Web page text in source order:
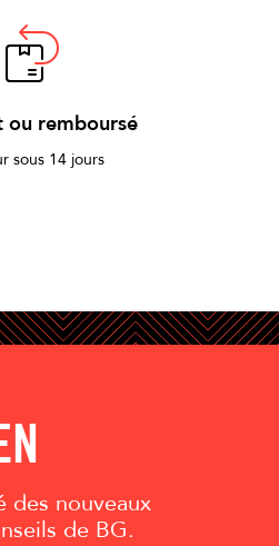
ou remboursé
sous 14 jours
des nouveaux
de BG.